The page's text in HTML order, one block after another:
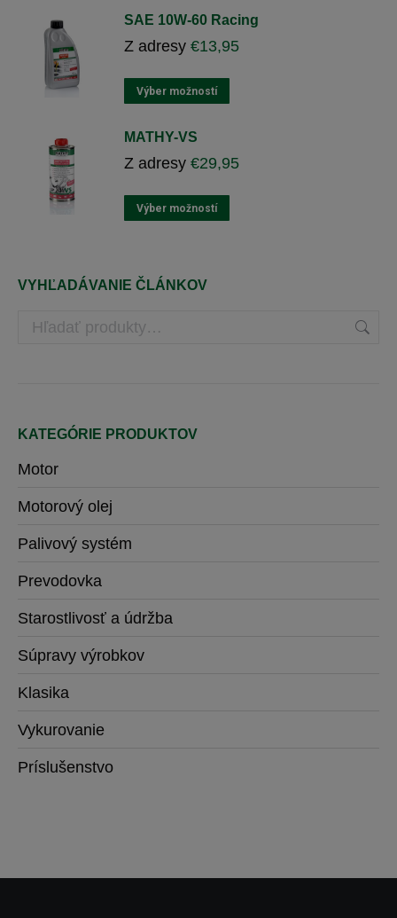
na
stránke
viacero
variantov.
môžete
stránke
SAE 10W-60 Racing
Z adresy €13,95
Výber možností
výrobok
variantov.
môžete
MATHY-VS
Z adresy €29,95
Výber možností
výrobok
VYHĽADÁVANIE ČLÁNKOV
KATEGÓRIE PRODUKTOV
Motor
Motorový olej
Palivový systém
Prevodovka
Starostlivosť a údržba
Súpravy výrobkov
Klasika
Vykurovanie
Príslušenstvo